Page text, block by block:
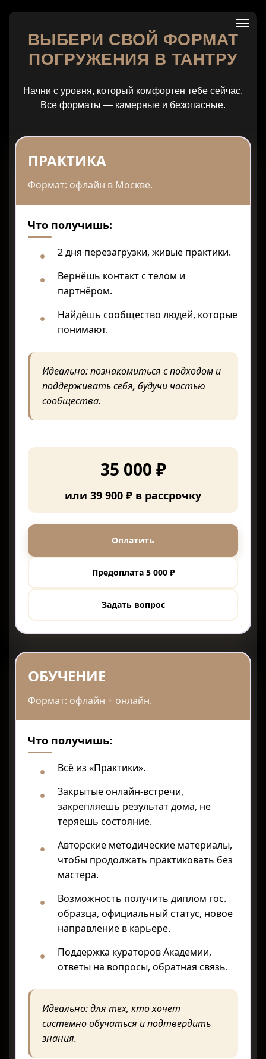
ВЫБЕРИ СВОЙ ФОРМАТ
ПОГРУЖЕНИЯ В ТАНТРУ
Начни с уровня, который комфортен тебе сейчас.
Все форматы — камерные и безопасные.
ПРАКТИКА
Формат: офлайн в Москве.
Что получишь:
2 дня перезагрузки, живые практики.
Вернёшь контакт с телом и
партнёром.
Найдёшь сообщество людей, которые
понимают.
Идеально: познакомиться с подходом и
поддерживать себя, будучи частью
сообщества.
35 000 ₽
или 39 900 ₽ в рассрочку
Оплатить
Предоплата 5 000 ₽
Задать вопрос
ОБУЧЕНИЕ
Формат: офлайн + онлайн.
Что получишь:
Всё из «Практики».
Закрытые онлайн-встречи,
закрепляешь результат дома, не
теряешь состояние.
Авторские методические материалы,
чтобы продолжать практиковать без
мастера.
Возможность получить диплом гос.
образца, официальный статус, новое
направление в карьере.
Поддержка кураторов Академии,
ответы на вопросы, обратная связь.
Идеально: для тех, кто хочет
системно обучаться и подтвердить
знания.